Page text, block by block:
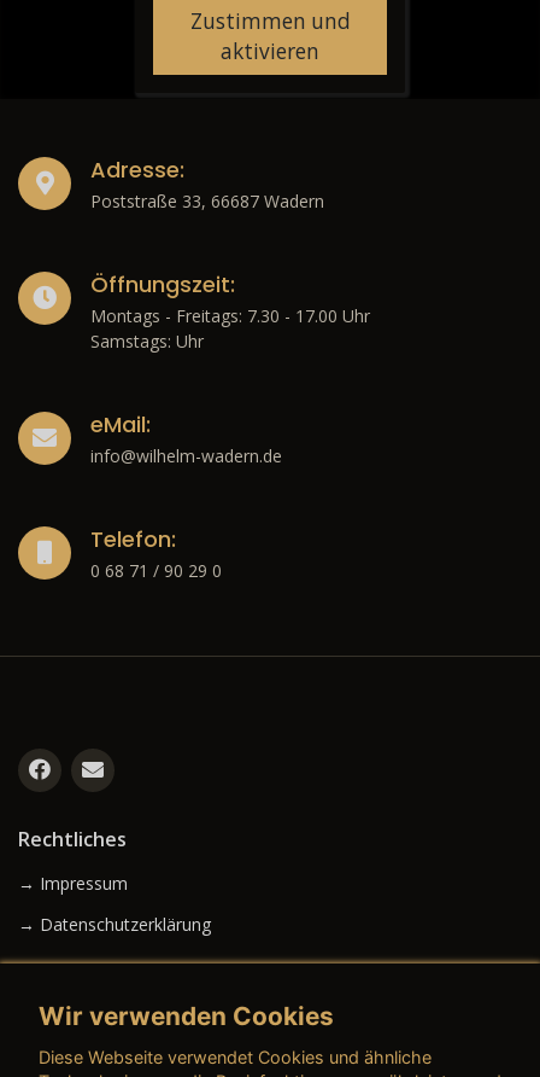
Zustimmen und
aktivieren
Adresse:
Poststraße 33, 66687 Wadern
Öffnungszeit:
Montags - Freitags: 7.30 - 17.00 Uhr
Samstags: Uhr
eMail:
info@wilhelm-wadern.de
Telefon:
0 68 71 / 90 29 0
Rechtliches
→ Impressum
→ Datenschutzerklärung
Wir verwenden Cookies
Diese Webseite verwendet Cookies und ähnliche